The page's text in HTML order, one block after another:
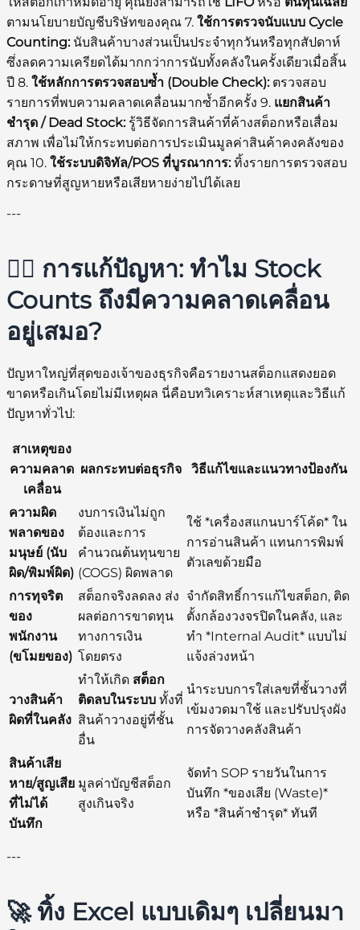
ตามนโยบายบัญชีบริษัทของคุณ 7. ใช้การตรวจนับแบบ Cycle
Counting:นับสินค้าบางส่วนเป็นประจำทุกวันหรือทุกสัปดาห์
ซึ่งลดความเครียดได้มากกว่าการนับทั้งคลังในครั้งเดียวเมื่อสิ้น
ปี 8. ใช้หลักการตรวจสอบซ้ำ (Double Check):ตรวจสอบ
รายการที่พบความคลาดเคลื่อนมากซ้ำอีกครั้ง 9. แยกสินค้า
ชำรุด / Dead Stock:รู้วิธีจัดการสินค้าที่ค้างสต็อกหรือเสื่อม
สภาพ เพื่อไม่ให้กระทบต่อการประเมินมูลค่าสินค้าคงคลังของ
คุณ 10. ใช้ระบบดิจิทัล/POS ที่บูรณาการ:ทิ้งรายการตรวจสอบ
กระดาษที่สูญหายหรือเสียหายง่ายไปได้เลย
---
🕵️‍♂️ การแก้ปัญหา: ทำไม Stock
Counts ถึงมีความคลาดเคลื่อน
อยู่เสมอ?
ปัญหาใหญ่ที่สุดของเจ้าของธุรกิจคือรายงานสต็อกแสดงยอด
ขาดหรือเกินโดยไม่มีเหตุผล นี่คือบทวิเคราะห์สาเหตุและวิธีแก้
ปัญหาทั่วไป:
สาเหตุของ
ความคลาด
เคลื่อน
ผลกระทบต่อธุรกิจ วิธีแก้ไขและแนวทางป้องกัน
ความผิด
พลาดของ
มนุษย์ (นับ
ผิด/พิมพ์ผิด)
งบการเงินไม่ถูก
ต้องและการ
คำนวณต้นทุนขาย
(COGS) ผิดพลาด
ใช้ *เครื่องสแกนบาร์โค้ด* ใน
การอ่านสินค้า แทนการพิมพ์
ตัวเลขด้วยมือ
การทุจริต
ของ
พนักงาน
(ขโมยของ)
สต็อกจริงลดลง ส่ง
ผลต่อการขาดทุน
ทางการเงิน
โดยตรง
จำกัดสิทธิ์การแก้ไขสต็อก, ติด
ตั้งกล้องวงจรปิดในคลัง, และ
ทำ *Internal Audit* แบบไม่
แจ้งล่วงหน้า
วางสินค้า
ผิดที่ในคลัง
ทำให้เกิด สต็อก
ติดลบในระบบ ทั้งที่
สินค้าวางอยู่ที่ชั้น
อื่น
นำระบบการใส่เลขที่ชั้นวางที่
เข้มงวดมาใช้ และปรับปรุงผัง
การจัดวางคลังสินค้า
สินค้าเสีย
หาย/สูญเสีย
ที่ไม่ได้
บันทึก
มูลค่าบัญชีสต็อก
สูงเกินจริง
จัดทำ SOP รายวันในการ
บันทึก *ของเสีย (Waste)*
หรือ *สินค้าชำรุด* ทันที
---
🚀 ทิ้ง Excel แบบเดิมๆ เปลี่ยนมา